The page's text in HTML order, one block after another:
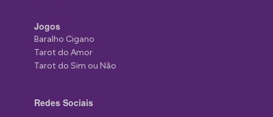
Jogos
Baralho Cigano
Tarot do Amor
Tarot do Sim ou Não
Redes Sociais